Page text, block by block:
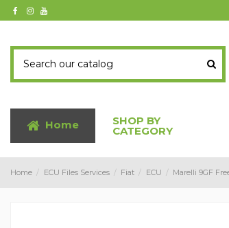
Home SHOP BY
CATEGORY
Home ECU Files Services Fiat ECU Marelli 9GF